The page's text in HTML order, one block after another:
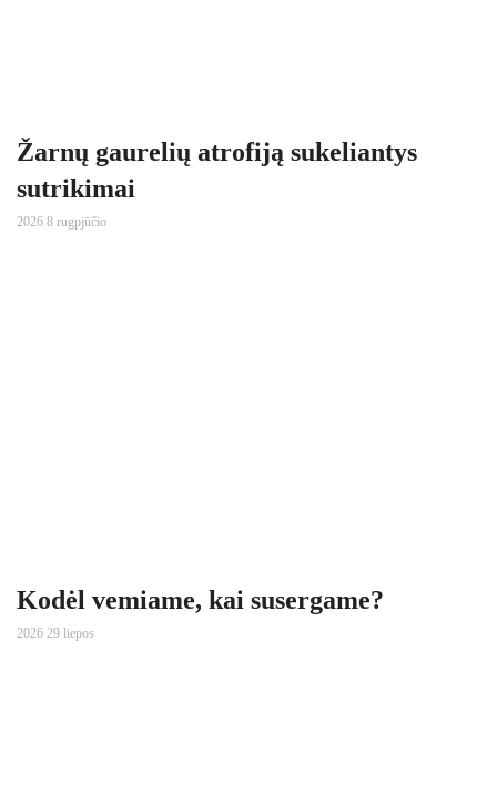
Žarnų gaurelių atrofiją sukeliantys
sutrikimai
2026 8 rugpjūčio
Kodėl vemiame, kai susergame?
2026 29 liepos